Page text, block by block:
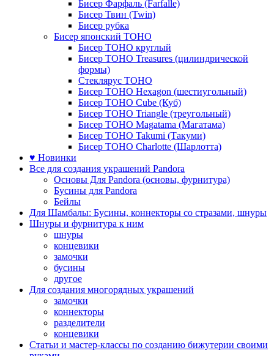
Бисер Фарфаль (Farfalle)
Бисер Твин (Twin)
Бисер рубка
Бисер японский TOHO
Бисер TOHO круглый
Бисер TOHO Treasures (цилиндрической
формы)
Стеклярус TOHO
Бисер TOHO Hexagon (шестиугольный)
Бисер TOHO Cube (Куб)
Бисер TOHO Triangle (треугольный)
Бисер TOHO Magatama (Магатама)
Бисер TOHO Takumi (Такуми)
Бисер TOHO Charlotte (Шарлотта)
♥ Новинки
Все для создания украшений Pandora
Основы Для Pandora (основы, фурнитура)
Бусины для Pandora
Бейлы
Для Шамбалы: Бусины, коннекторы со стразами, шнуры
Шнуры и фурнитура к ним
шнуры
концевики
замочки
бусины
другое
Для создания многорядных украшений
замочки
коннекторы
разделители
концевики
Статьи и мастер-классы по созданию бижутерии своими